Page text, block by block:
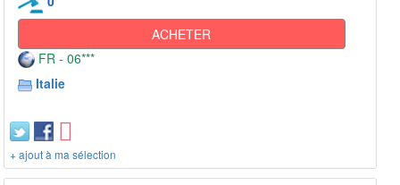
ACHETER
FR - 06***
Italie
+ ajout à ma sélection